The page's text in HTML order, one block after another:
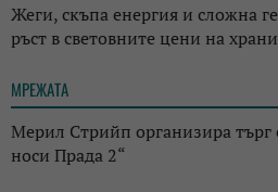
Жеги, скъпа енергия и сложна
ръст в световните цени на
МРЕЖАТА
Мерил Стрийп организира търг
носи Прада 2“